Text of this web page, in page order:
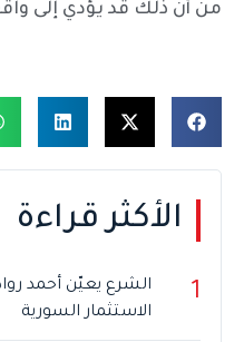
من أن ذلك قد يؤدي إلى
الأكثر قراءة
1
الشرع يعيّن أحمد
الاستثمار السورية